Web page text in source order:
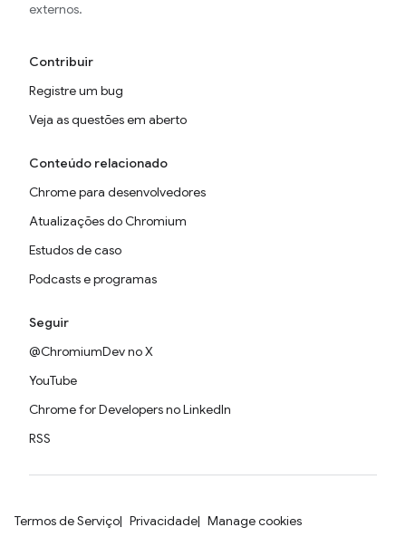
externos.
Contribuir
Registre um bug
Veja as questões em aberto
Conteúdo relacionado
Chrome para desenvolvedores
Atualizações do Chromium
Estudos de caso
Podcasts e programas
Seguir
@ChromiumDev no X
YouTube
Chrome for Developers no LinkedIn
RSS
Termos de Serviço Privacidade Manage cookies